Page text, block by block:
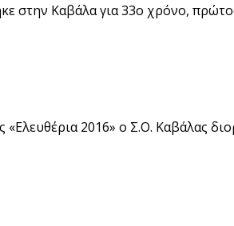
Καβάλα για 33ο χρόνο,
2016» ο Σ.Ο. Καβάλας